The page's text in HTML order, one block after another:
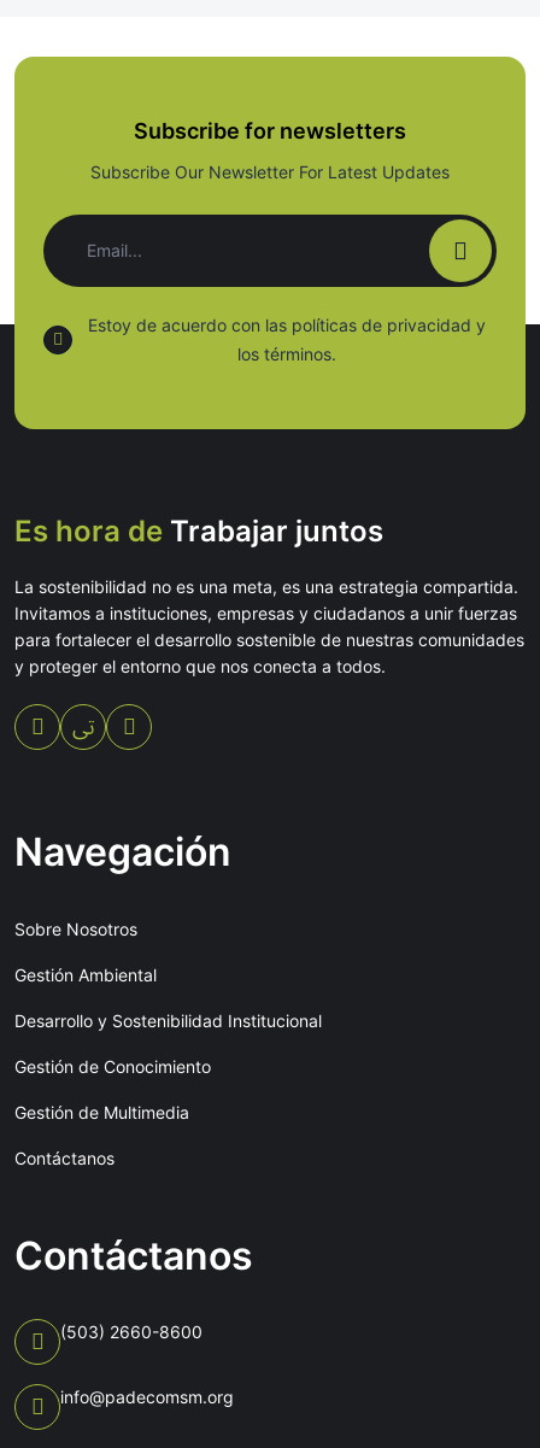
Subscribe for newsletters
Subscribe Our Newsletter For Latest Updates
Estoy de acuerdo con las políticas de privacidad y
los términos.
Es hora de Trabajar juntos
La sostenibilidad no es una meta, es una estrategia compartida.
Invitamos a instituciones, empresas y ciudadanos a unir fuerzas
para fortalecer el desarrollo sostenible de nuestras comunidades
y proteger el entorno que nos conecta a todos.
Navegación
Sobre Nosotros
Gestión Ambiental
Desarrollo y Sostenibilidad Institucional
Gestión de Conocimiento
Gestión de Multimedia
Contáctanos
Contáctanos
(503) 2660-8600
info@padecomsm.org